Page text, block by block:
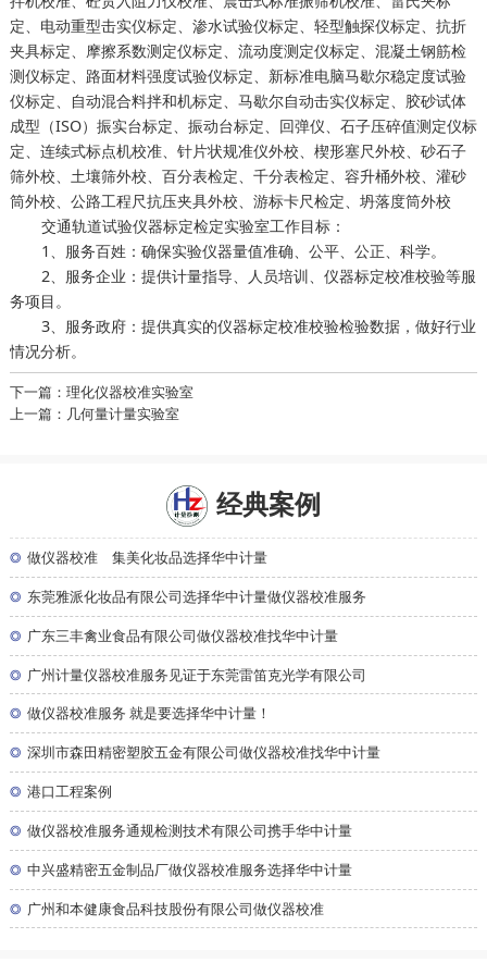
定、电动重型击实仪标定、渗水试验仪标定、轻型触探仪标定、抗折
夹具标定、摩擦系数测定仪标定、流动度测定仪标定、混凝土钢筋检
测仪标定、路面材料强度试验仪标定、新标准电脑马歇尔稳定度试验
仪标定、自动混合料拌和机标定、马歇尔自动击实仪标定、胶砂试体
成型（ISO）振实台标定、振动台标定、回弹仪、石子压碎值测定仪标
定、连续式标点机校准、针片状规准仪外校、楔形塞尺外校、砂石子
筛外校、土壤筛外校、百分表检定、千分表检定、容升桶外校、灌砂
筒外校、公路工程尺抗压夹具外校、游标卡尺检定、坍落度筒外校
交通轨道试验仪器标定检定实验室工作目标：
1、服务百姓：确保实验仪器量值准确、公平、公正、科学。
2、服务企业：提供计量指导、人员培训、仪器标定校准校验等服
务项目。
3、服务政府：提供真实的仪器标定校准校验检验数据，做好行业
情况分析。
下一篇：理化仪器校准实验室
上一篇：几何量计量实验室
经典案例
◎ 做仪器校准 集美化妆品选择华中计量
◎ 东莞雅派化妆品有限公司选择华中计量做仪器校准服务
◎ 广东三丰禽业食品有限公司做仪器校准找华中计量
◎ 广州计量仪器校准服务见证于东莞雷笛克光学有限公司
◎ 做仪器校准服务 就是要选择华中计量！
◎ 深圳市森田精密塑胶五金有限公司做仪器校准找华中计量
◎ 港口工程案例
◎ 做仪器校准服务通规检测技术有限公司携手华中计量
◎ 中兴盛精密五金制品厂做仪器校准服务选择华中计量
◎ 广州和本健康食品科技股份有限公司做仪器校准